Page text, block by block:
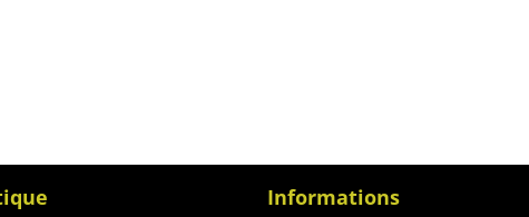
Informations